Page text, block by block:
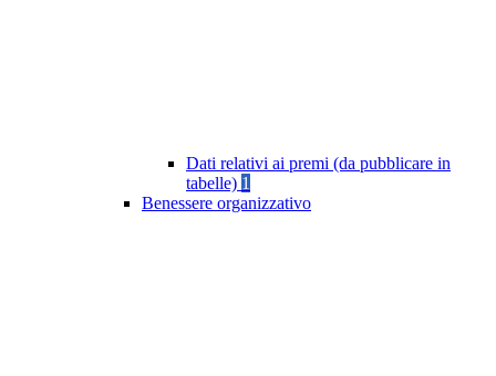
Dati relativi ai premi (da pubblicare in
tabelle) 1
Benessere organizzativo